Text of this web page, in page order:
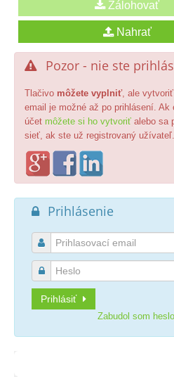
 Pozor - nie ste
Tlačivo môžete vyplniť, ale
email je možné až po prihlásení.
účet môžete si ho vytvoriť alebo sa
sieť, ak ste už registrovaný užívateľ.
 Prihlásenie


Prihlásiť
Zabudol som heslo